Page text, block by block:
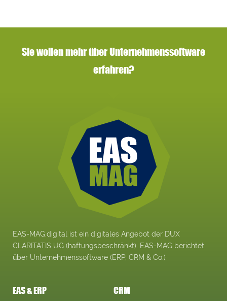
Sie wollen mehr über Unternehmenssoftware
erfahren?
EAS-MAG.digital ist ein digitales Angebot der DUX
CLARITATIS UG (haftungsbeschränkt). EAS-MAG berichtet
über Unternehmenssoftware (ERP, CRM & Co.)
EAS & ERP CRM